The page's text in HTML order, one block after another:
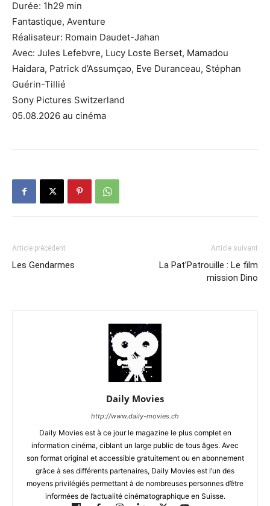
Durée: 1h29 min
Fantastique, Aventure
Réalisateur: Romain Daudet-Jahan
Avec: Jules Lefebvre, Lucy Loste Berset, Mamadou
Haidara, Patrick d’Assumçao, Eve Duranceau, Stéphan
Guérin-Tillié
Sony Pictures Switzerland
05.08.2026 au cinéma
Article précédent
Les Gendarmes
Article suivant
La Pat’Patrouille : Le film
mission Dino
Daily Movies
http://www.daily-movies.ch
Daily Movies est à ce jour le magazine le plus complet en
information cinéma, ciblant un large public de tous âges. Avec
son format original et accessible gratuitement ou en abonnement
grâce à ses différents partenaires, Daily Movies est l’un des
moyens privilégiés permettant à de nombreuses personnes d’être
informées de l’actualité cinématographique en Suisse.